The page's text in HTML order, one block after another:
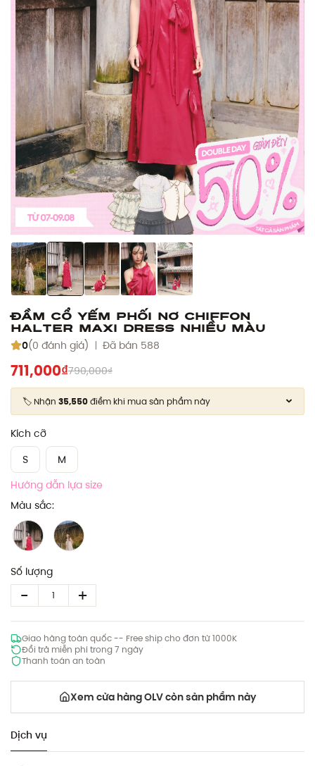
Đầm cổ yếm phối nơ Chiffon
Halter Maxi Dress nhiều màu
0(0 đánh giá) Đã bán 588
711,000₫790,000₫
🏷️ Nhận 35,550điểm khi mua sản phẩm này
Kích cỡ
S
M
Hướng dẫn lựa size
Màu sắc:
Số lượng
Giao hàng toàn quốc -- Free ship cho đơn từ 1000K
Đổi trả miễn phí trong 7 ngày
Thanh toán an toàn
Xem cửa hàng OLV còn sản phẩm này
Dịch vụ